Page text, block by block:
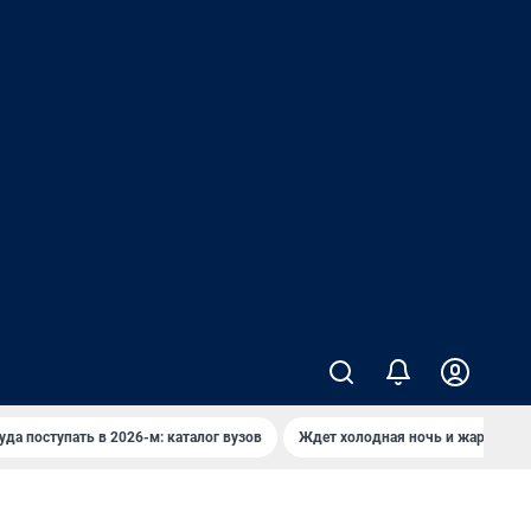
поступать в 2026-м: каталог вузов Ждет холодная ночь и жаркий